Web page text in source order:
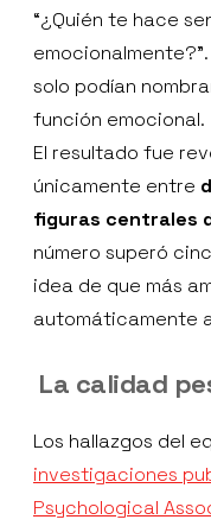
“¿Quién te hace
solo podían
función emocional.
El resultado fue
únicamente entre
figuras centrales
número superó
idea de que más
automáticamente
La calidad
Los hallazgos del
investigaciones
Psychological